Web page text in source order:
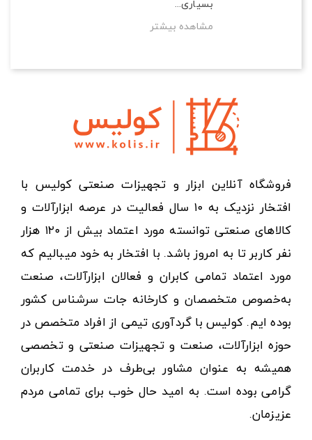
بسیاری...
مشاهده بیشتر
فروشگاه آنلاین ابزار و تجهیزات صنعتی کولیس با
افتخار نزدیک به ۱۰ سال فعالیت در عرصه ابزارآلات و
کالاهای صنعتی توانسته مورد اعتماد بیش از ۱۲۰ هزار
نفر کاربر تا به امروز باشد. با افتخار به خود میبالیم که
مورد اعتماد تمامی کابران و فعالان ابزارآلات، صنعت
به‌خصوص متخصصان و کارخانه جات سرشناس کشور
بوده ایم. کولیس با گردآوری تیمی از افراد متخصص در
حوزه ابزارآلات، صنعت و تجهیزات صنعتی و تخصصی
همیشه به عنوان مشاور بی‌طرف در خدمت کاربران
گرامی بوده است. به امید حال خوب برای تمامی مردم
عزیزمان.